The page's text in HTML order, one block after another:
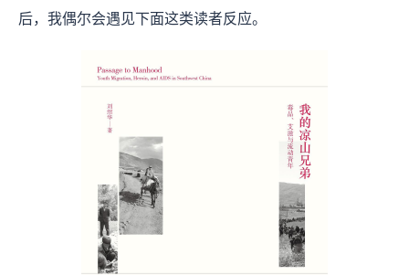
后，我偶尔会遇见下面这类读者反应。